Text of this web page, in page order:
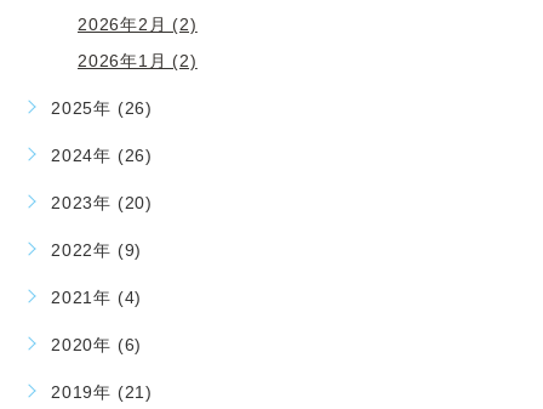
2026年2月 (2)
2026年1月 (2)
2025年 (26)
2024年 (26)
2023年 (20)
2022年 (9)
2021年 (4)
2020年 (6)
2019年 (21)